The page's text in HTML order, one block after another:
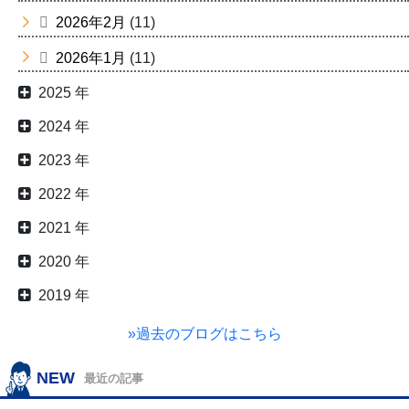
2026年2月 (11)
2026年1月 (11)
2025 年
2024 年
2023 年
2022 年
2021 年
2020 年
2019 年
»過去のブログはこちら
NEW 最近の記事